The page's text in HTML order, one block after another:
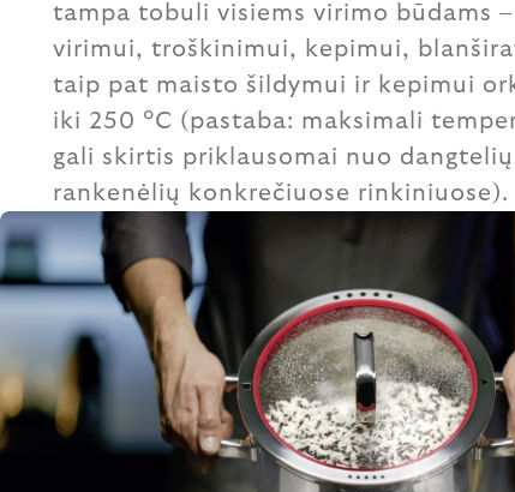
tampa tobuli visiems virimo būdams –
virimui, troškinimui, kepimui,
taip pat maisto šildymui ir kepimui
iki 250 °C (pastaba: maksimali
gali skirtis priklausomai nuo
rankenėlių konkrečiuose rinkiniuose).